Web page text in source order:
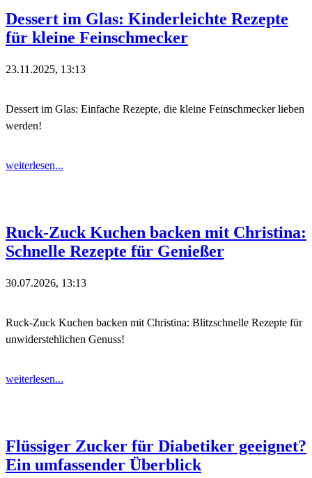
Dessert im Glas: Kinderleichte Rezepte
für kleine Feinschmecker
23.11.2025, 13:13
Dessert im Glas: Einfache Rezepte, die kleine Feinschmecker lieben
werden!
weiterlesen...
Ruck-Zuck Kuchen backen mit Christina:
Schnelle Rezepte für Genießer
30.07.2026, 13:13
Ruck-Zuck Kuchen backen mit Christina: Blitzschnelle Rezepte für
unwiderstehlichen Genuss!
weiterlesen...
Flüssiger Zucker für Diabetiker geeignet?
Ein umfassender Überblick